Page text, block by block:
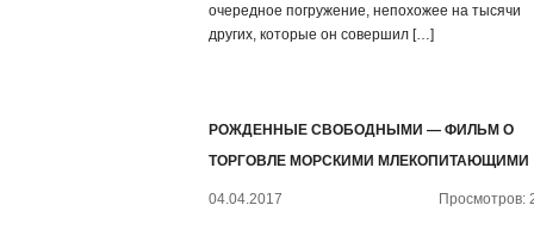
очередное погружение, непохожее на тысячи
других, которые он совершил […]
РОЖДЕННЫЕ СВОБОДНЫМИ — ФИЛЬМ О
ТОРГОВЛЕ МОРСКИМИ МЛЕКОПИТАЮЩИМИ
04.04.2017 Просмотров: